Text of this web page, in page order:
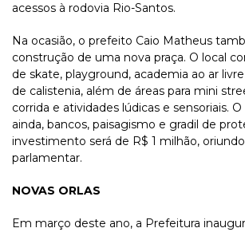
acessos à rodovia Rio-Santos.
Na ocasião, o prefeito Caio Matheus
construção de uma nova praça. O local
de skate, playground, academia ao ar
de calistenia, além de áreas para mini
corrida e atividades lúdicas e sensoriais.
ainda, bancos, paisagismo e gradil de
investimento será de R$ 1 milhão,
parlamentar.
NOVAS ORLAS
Em março deste ano, a Prefeitura